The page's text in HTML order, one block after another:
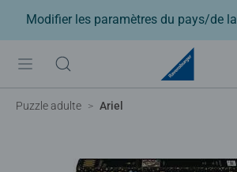
Modifier les paramètres du pays/de
Puzzle adulte Ariel